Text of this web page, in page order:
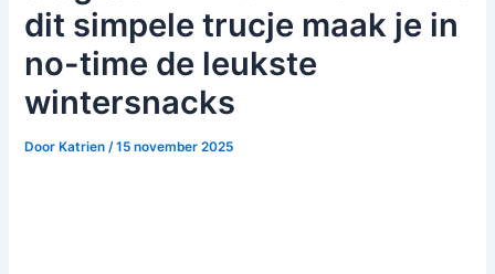
dit simpele trucje maak je in
no-time de leukste
wintersnacks
Door Katrien/15 november 2025